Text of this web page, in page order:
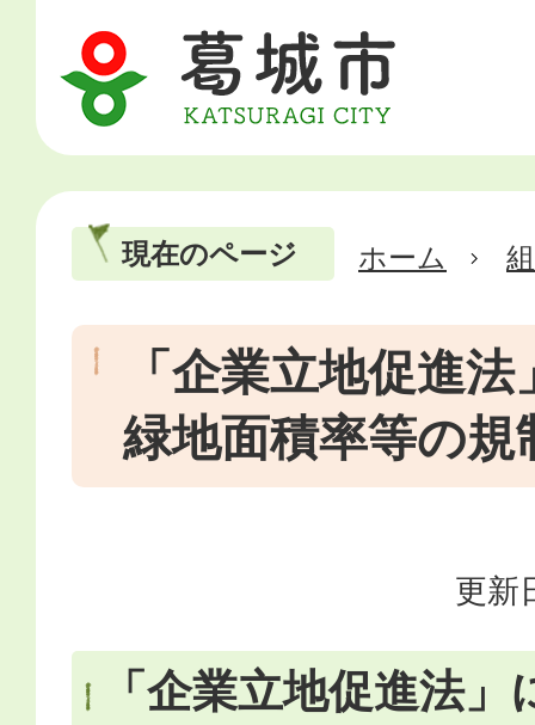
現在のページ ホーム
「企業立地促進
緑地面積率等の規
更新
「企業立地促進法